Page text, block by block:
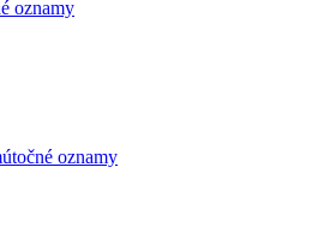
oznamy
oznamy